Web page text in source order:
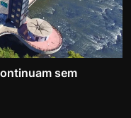
sem